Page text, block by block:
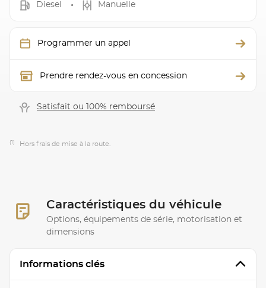
Diesel Manuelle
Programmer un appel
Prendre rendez-vous en concession
Satisfait ou 100% remboursé
(1) Hors frais de mise à la route.
Caractéristiques du véhicule
Options, équipements de série, motorisation et
dimensions
Informations clés